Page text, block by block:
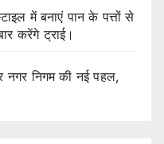
में बनाएं पान के पत्तों से
करेंगे ट्राई।
नगर निगम की नई पहल,